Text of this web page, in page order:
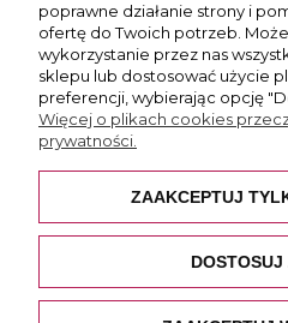
Płatność i
O
poprawne działanie strony i
ofertę do Twoich potrzeb.
wykorzystanie przez nas
sklepu lub dostosować użycie
preferencji, wybierając opcję
Więcej o plikach cookies
prywatności.
ZAAKCEPTUJ
DOSTOSUJ